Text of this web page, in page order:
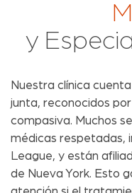
y
Nuestra clínica
junta, reconocidos
compasiva. Muchos
médicas respetadas,
League, y están
de Nueva York. Esto